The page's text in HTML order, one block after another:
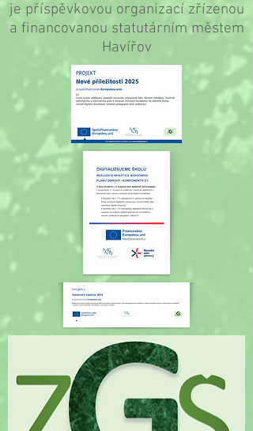
je příspěvkovou organizací zřízenou
a financovanou statutárním městem
Havířov